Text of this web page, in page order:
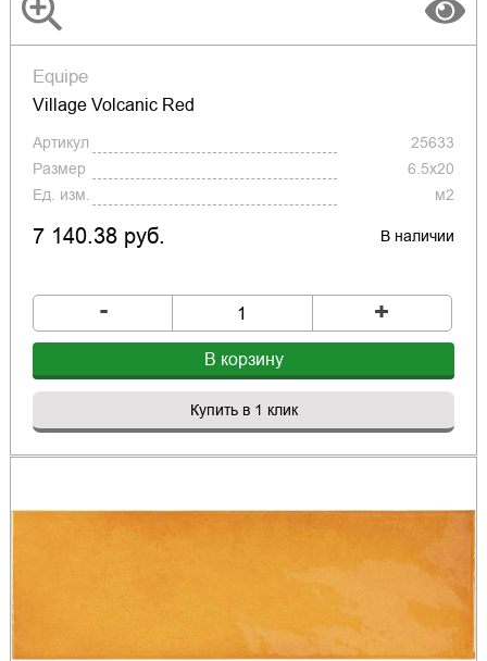
Equipe
Village Volcanic Red
Артикул
25633
Размер
6.5x20
Ед. изм.
м2
7 140.38 руб. В наличии
- +
В корзину
Купить в 1 клик